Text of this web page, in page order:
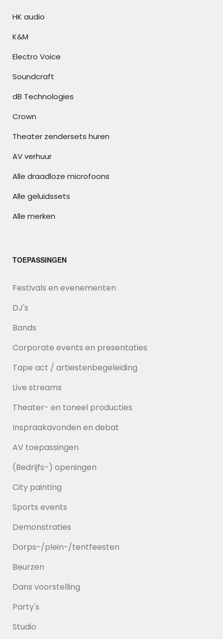
HK audio
K&M
Electro Voice
Soundcraft
dB Technologies
Crown
Theater zendersets huren
AV verhuur
Alle draadloze microfoons
Alle geluidssets
Alle merken
TOEPASSINGEN
Festivals en evenementen
DJ's
Bands
Corporate events en presentaties
Tape act / artiestenbegeleiding
Live streams
Theater- en toneel producties
Inspraakavonden en debat
AV toepassingen
(Bedrijfs-) openingen
City painting
Sports events
Demonstraties
Dorps-/plein-/tentfeesten
Beurzen
Dans voorstelling
Party's
Studio